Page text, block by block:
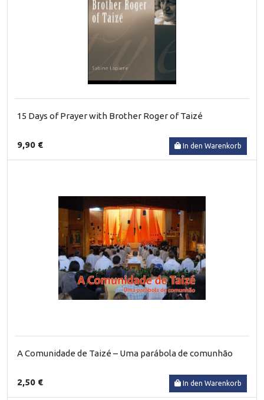
15 Days of Prayer with Brother Roger of Taizé
9,90 € In den Warenkorb
A Comunidade de Taizé – Uma parábola de comunhão
2,50 € In den Warenkorb